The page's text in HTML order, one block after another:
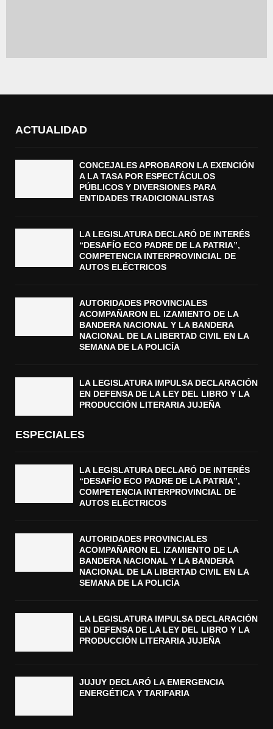
ACTUALIDAD
CONCEJALES APROBARON LA EXENCIÓN
A LA TASA POR ESPECTÁCULOS
PÚBLICOS Y DIVERSIONES PARA
ENTIDADES TRADICIONALISTAS
LA LEGISLATURA DECLARÓ DE INTERÉS
“DESAFÍO ECO PADRE DE LA PATRIA”,
COMPETENCIA INTERPROVINCIAL DE
AUTOS ELÉCTRICOS
AUTORIDADES PROVINCIALES
ACOMPAÑARON EL IZAMIENTO DE LA
BANDERA NACIONAL Y LA BANDERA
NACIONAL DE LA LIBERTAD CIVIL EN LA
SEMANA DE LA POLICÍA
LA LEGISLATURA IMPULSA DECLARACIÓN
EN DEFENSA DE LA LEY DEL LIBRO Y LA
PRODUCCIÓN LITERARIA JUJEÑA
ESPECIALES
LA LEGISLATURA DECLARÓ DE INTERÉS
“DESAFÍO ECO PADRE DE LA PATRIA”,
COMPETENCIA INTERPROVINCIAL DE
AUTOS ELÉCTRICOS
AUTORIDADES PROVINCIALES
ACOMPAÑARON EL IZAMIENTO DE LA
BANDERA NACIONAL Y LA BANDERA
NACIONAL DE LA LIBERTAD CIVIL EN LA
SEMANA DE LA POLICÍA
LA LEGISLATURA IMPULSA DECLARACIÓN
EN DEFENSA DE LA LEY DEL LIBRO Y LA
PRODUCCIÓN LITERARIA JUJEÑA
JUJUY DECLARÓ LA EMERGENCIA
ENERGÉTICA Y TARIFARIA